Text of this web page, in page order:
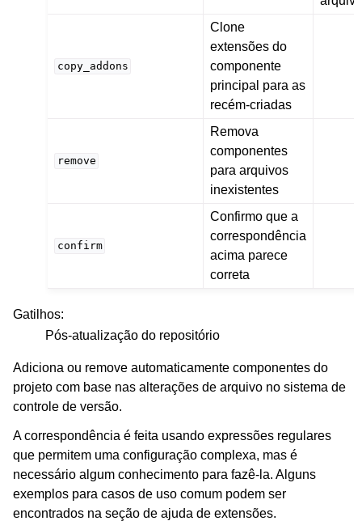
copy_addons
Clone
extensões do
componente
principal para as
recém-criadas
remove
Remova
componentes
para arquivos
inexistentes
confirm
Confirmo que a
correspondência
acima parece
correta
Gatilhos:
Pós-atualização do repositório
Adiciona ou remove automaticamente componentes do
projeto com base nas alterações de arquivo no sistema de
controle de versão.
A correspondência é feita usando expressões regulares
que permitem uma configuração complexa, mas é
necessário algum conhecimento para fazê-la. Alguns
exemplos para casos de uso comum podem ser
encontrados na seção de ajuda de extensões.